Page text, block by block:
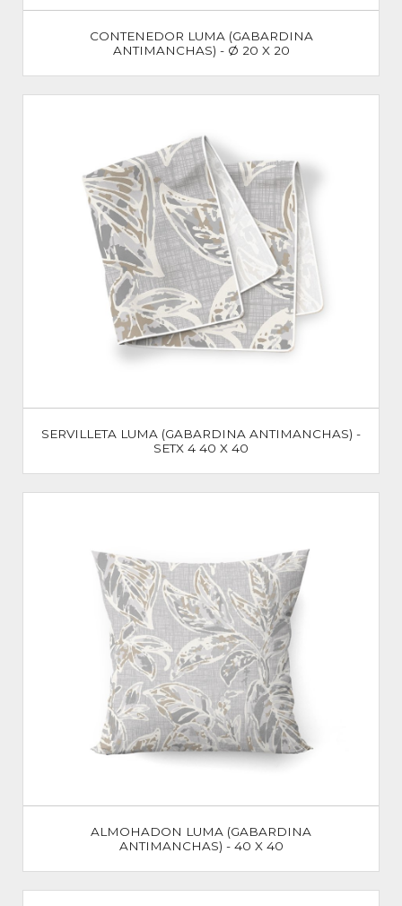
CONTENEDOR LUMA (GABARDINA
ANTIMANCHAS) - Ø 20 X 20
SERVILLETA LUMA (GABARDINA ANTIMANCHAS) -
SETX 4 40 X 40
ALMOHADON LUMA (GABARDINA
ANTIMANCHAS) - 40 X 40